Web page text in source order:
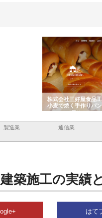
株式会社三好屋食品
小麦で焼く手作りパ
製造業 通信業
築施工の実績
はて